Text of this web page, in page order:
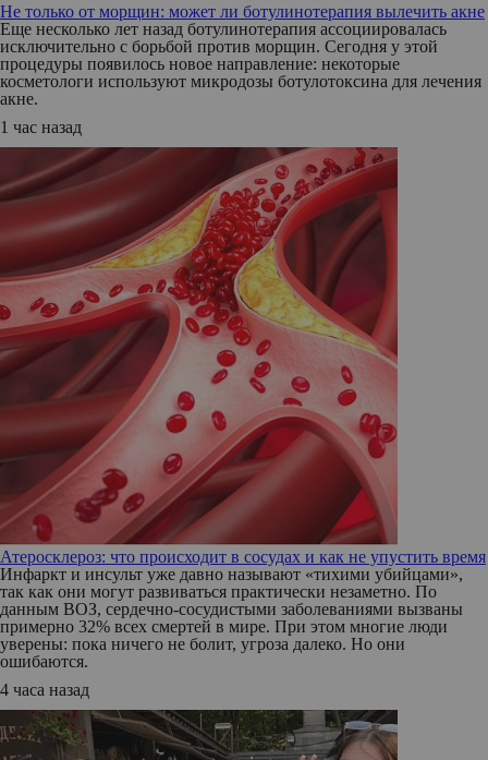
Не только от морщин: может ли ботулинотерапия вылечить акне
Еще несколько лет назад ботулинотерапия ассоциировалась
исключительно с борьбой против морщин. Сегодня у этой
процедуры появилось новое направление: некоторые
косметологи используют микродозы ботулотоксина для лечения
акне.
1 час назад
Атеросклероз: что происходит в сосудах и как не упустить время
Инфаркт и инсульт уже давно называют «тихими убийцами»,
так как они могут развиваться практически незаметно. По
данным ВОЗ, сердечно-сосудистыми заболеваниями вызваны
примерно 32% всех смертей в мире. При этом многие люди
уверены: пока ничего не болит, угроза далеко. Но они
ошибаются.
4 часа назад